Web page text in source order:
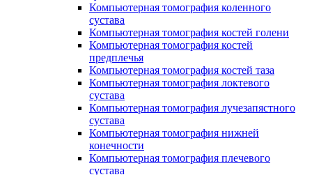
Компьютерная томография коленного
сустава
Компьютерная томография костей голени
Компьютерная томография костей
предплечья
Компьютерная томография костей таза
Компьютерная томография локтевого
сустава
Компьютерная томография лучезапястного
сустава
Компьютерная томография нижней
конечности
Компьютерная томография плечевого
сустава